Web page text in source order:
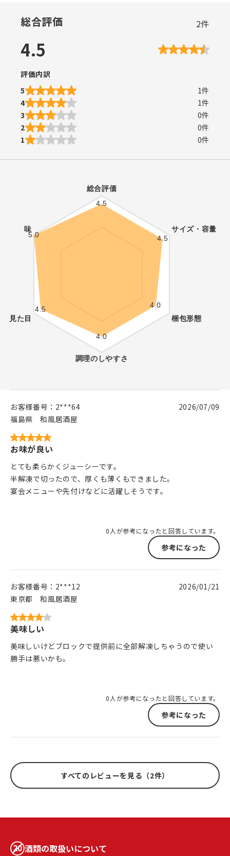
総合評価 2件
4.5
評価内訳
5
1件
4
1件
3
0件
2
0件
1
0件
お客様番号： 2***64
福島県
和風居酒屋
2026/07/09
お味が良い
とても柔らかくジューシーです。
半解凍で切ったので、厚くも薄くもできました。
宴会メニューや先付けなどに活躍しそうです。
0人が参考になったと回答しています。
参考になった
お客様番号： 2***12
東京都
和風居酒屋
2026/01/21
美味しい
美味しいけどブロックで提供前に全部解凍しちゃうので使い
勝手は悪いかも。
0人が参考になったと回答しています。
参考になった
すべてのレビューを見る（2件）
酒類の取扱いについて